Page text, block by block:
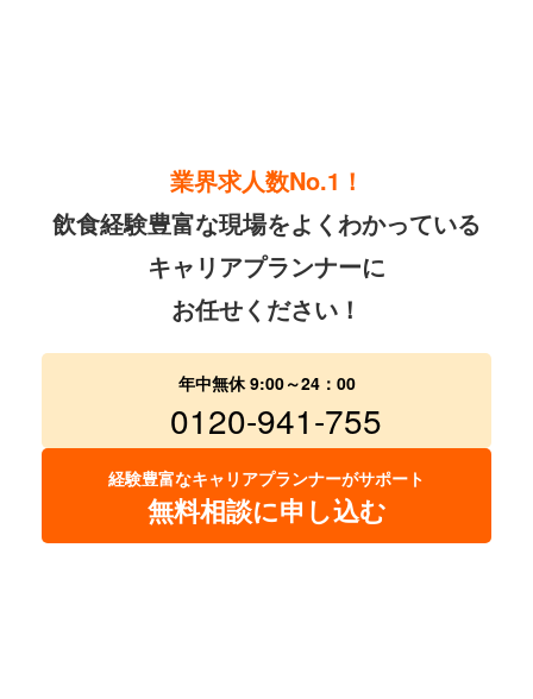
業界求人数No.1！
飲食経験豊富な現場をよくわかっている
キャリアプランナーに
お任せください！
年中無休 9:00～24：00
0120-941-755
経験豊富なキャリアプランナーがサポート
無料相談に申し込む